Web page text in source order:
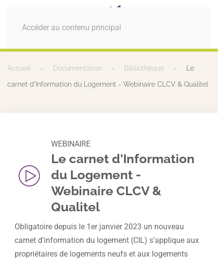
Accéder au contenu principal
MENU
Accueil Documentation Bibliothèque Le
carnet d'Information du Logement - Webinaire CLCV & Qualitel
WEBINAIRE
Le carnet d'Information
du Logement -
Webinaire CLCV &
Qualitel
Obligatoire depuis le 1er janvier 2023 un nouveau
carnet d'information du logement (CIL) s’applique aux
propriétaires de logements neufs et aux logements